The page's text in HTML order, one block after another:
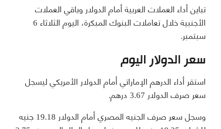
تباين أداء العملات العربية أمام الدولار وباقي العملات
الأجنبية خلال تعاملات البنوك المبكرة، اليوم الثلاثاء 6
سبتمبر.
سعر الدولار اليوم
استقر أداء الدرهم الإماراتي أمام الدولار الأمريكي ليسجل
سعر صرف الدولار 3.67 درهم.
وسجل سعر صرف الجنيه المصري أمام الدولار 19.18 جنيه